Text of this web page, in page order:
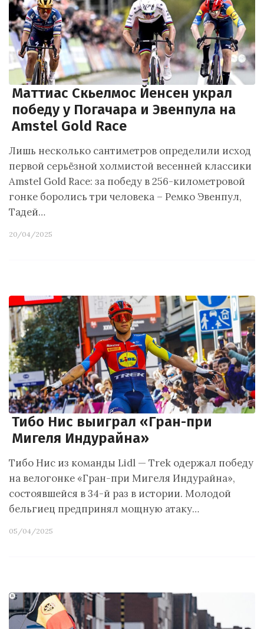
Маттиас Скьелмос Йенсен украл
победу у Погачара и Эвенпула на
Amstel Gold Race
Лишь несколько сантиметров определили исход
первой серьёзной холмистой весенней классики
Amstel Gold Race: за победу в 256-километровой
гонке боролись три человека – Ремко Эвенпул,
Тадей…
20/04/2025
Тибо Нис выиграл «Гран-при
Мигеля Индурайна»
Тибо Нис из команды Lidl — Trek одержал победу
на велогонке «Гран-при Мигеля Индурайна»,
состоявшейся в 34-й раз в истории. Молодой
бельгиец предпринял мощную атаку…
05/04/2025